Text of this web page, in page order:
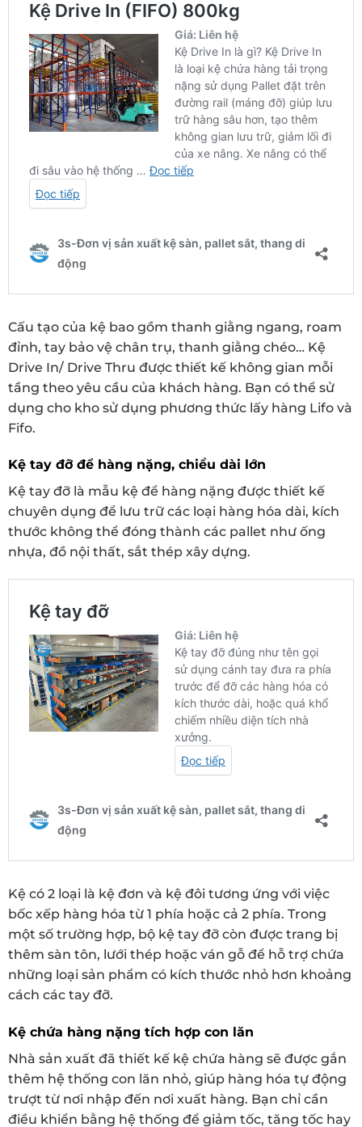
Cấu tạo của kệ bao gồm thanh giằng ngang, roam
đỉnh, tay bảo vệ chân trụ, thanh giằng chéo… Kệ
Drive In/ Drive Thru được thiết kế không gian mỗi
tầng theo yêu cầu của khách hàng. Bạn có thể sử
dụng cho kho sử dụng phương thức lấy hàng Lifo và
Fifo.
Kệ tay đỡ để hàng nặng, chiều dài lớn
Kệ tay đỡ là mẫu kệ để hàng nặng được thiết kế
chuyên dụng để lưu trữ các loại hàng hóa dài, kích
thước không thể đóng thành các pallet như ống
nhựa, đồ nội thất, sắt thép xây dựng.
Kệ có 2 loại là kệ đơn và kệ đôi tương ứng với việc
bốc xếp hàng hóa từ 1 phía hoặc cả 2 phía. Trong
một số trường hợp, bộ kệ tay đỡ còn được trang bị
thêm sàn tôn, lưới thép hoặc ván gỗ để hỗ trợ chứa
những loại sản phẩm có kích thước nhỏ hơn khoảng
cách các tay đỡ.
Kệ chứa hàng nặng tích hợp con lăn
Nhà sản xuất đã thiết kế kệ chứa hàng sẽ được gắn
thêm hệ thống con lăn nhỏ, giúp hàng hóa tự động
trượt từ nơi nhập đến nơi xuất hàng. Bạn chỉ cần
điều khiển bằng hệ thống để giảm tốc, tăng tốc hay